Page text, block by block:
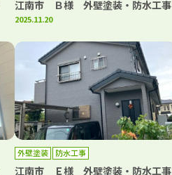
江南市 Ｂ様 外壁塗装・防水工事
2025.11.20
外壁塗装 防水工事
江南市 Ｅ様 外壁塗装・防水工事